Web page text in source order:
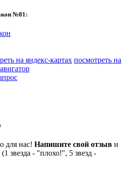
№81:
на яндекс-картах посмотреть на
для нас! Напишите свой отзыв и
звезда - "плохо!", 5 звезд -